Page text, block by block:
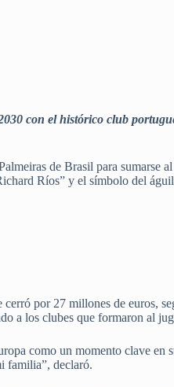
con el histórico club
de Brasil para sumarse
Ríos” y el símbolo del
por 27 millones de euros,
a los clubes que formaron al
como un momento clave en
familia”, declaró.